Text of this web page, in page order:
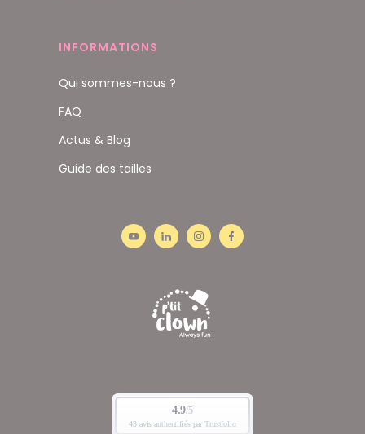
INFORMATIONS
Qui sommes-nous ?
FAQ
Actus & Blog
Guide des tailles